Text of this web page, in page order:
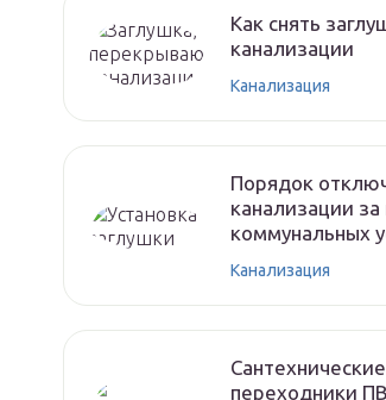
Как снять
канализации
Канализация
Порядок
канализации за
коммунальных
Канализация
переходники